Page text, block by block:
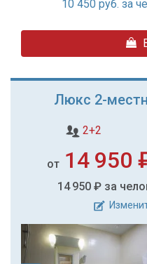
10 450 руб. за
Люкс 2-
2+2
от 14 950
14 950 ₽ за